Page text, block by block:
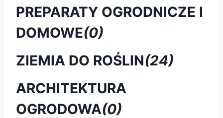
PREPARATY OGRODNICZE I
DOMOWE(0)
ZIEMIA DO ROŚLIN(24)
ARCHITEKTURA
OGRODOWA(0)